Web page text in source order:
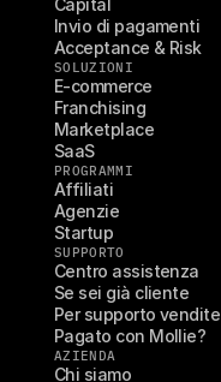
Capital
Invio di pagamenti
Acceptance & Risk
SOLUZIONI
E-commerce
Franchising
Marketplace
SaaS
PROGRAMMI
Affiliati
Agenzie
Startup
SUPPORTO
Centro assistenza
Se sei già cliente
Per supporto vendite
Pagato con Mollie?
AZIENDA
Chi siamo